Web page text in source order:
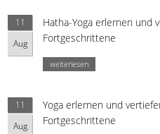
11
Aug
Hatha-Yoga erlernen und
Fortgeschrittene
weiterlesen
11
Aug
Yoga erlernen und
Fortgeschrittene